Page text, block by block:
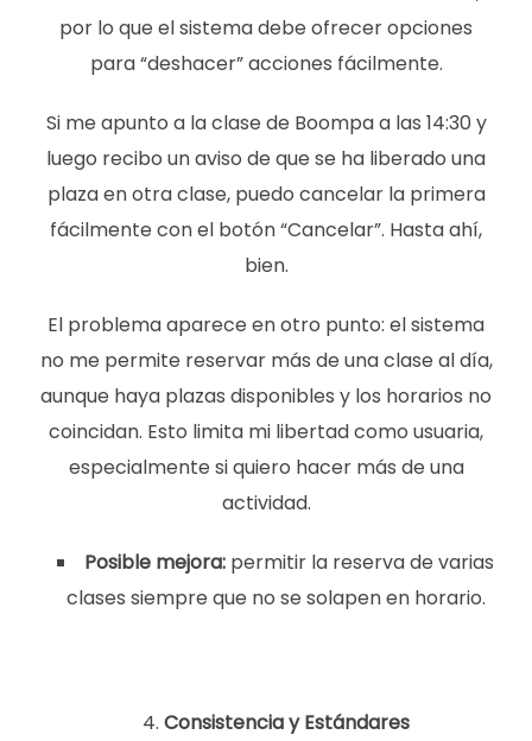
por lo que el sistema debe ofrecer opciones
para “deshacer” acciones fácilmente.
Si me apunto a la clase de Boompa a las 14:30 y
luego recibo un aviso de que se ha liberado una
plaza en otra clase, puedo cancelar la primera
fácilmente con el botón “Cancelar”. Hasta ahí,
bien.
El problema aparece en otro punto: el sistema
no me permite reservar más de una clase al día,
aunque haya plazas disponibles y los horarios no
coincidan. Esto limita mi libertad como usuaria,
especialmente si quiero hacer más de una
actividad.
Posible mejora: permitir la reserva de varias
clases siempre que no se solapen en horario.
Consistencia y Estándares